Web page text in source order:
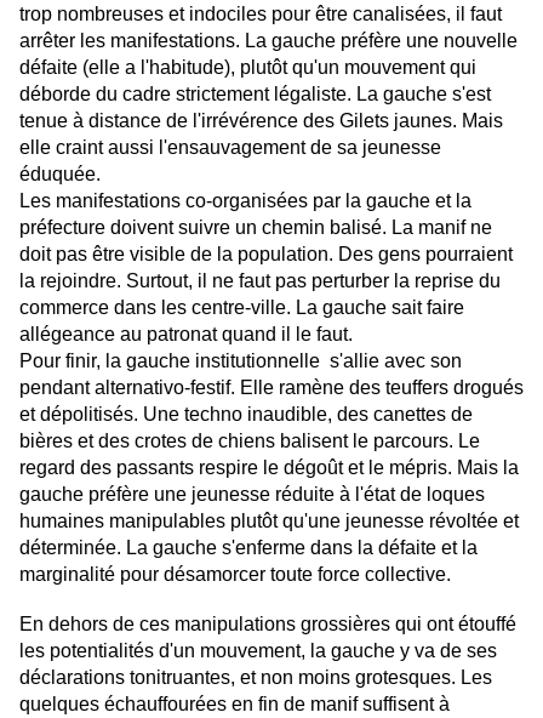
trop nombreuses et indociles pour être canalisées, il faut
arrêter les manifestations. La gauche préfère une nouvelle
défaite (elle a l'habitude), plutôt qu'un mouvement qui
déborde du cadre strictement légaliste. La gauche s'est
tenue à distance de l'irrévérence des Gilets jaunes. Mais
elle craint aussi l'ensauvagement de sa jeunesse
éduquée.
Les manifestations co-organisées par la gauche et la
préfecture doivent suivre un chemin balisé. La manif ne
doit pas être visible de la population. Des gens pourraient
la rejoindre. Surtout, il ne faut pas perturber la reprise du
commerce dans les centre-ville. La gauche sait faire
allégeance au patronat quand il le faut.
Pour finir, la gauche institutionnelle s'allie avec son
pendant alternativo-festif. Elle ramène des teuffers drogués
et dépolitisés. Une techno inaudible, des canettes de
bières et des crotes de chiens balisent le parcours. Le
regard des passants respire le dégoût et le mépris. Mais la
gauche préfère une jeunesse réduite à l'état de loques
humaines manipulables plutôt qu'une jeunesse révoltée et
déterminée. La gauche s'enferme dans la défaite et la
marginalité pour désamorcer toute force collective.
En dehors de ces manipulations grossières qui ont étouffé
les potentialités d'un mouvement, la gauche y va de ses
déclarations tonitruantes, et non moins grotesques. Les
quelques échauffourées en fin de manif suffisent à